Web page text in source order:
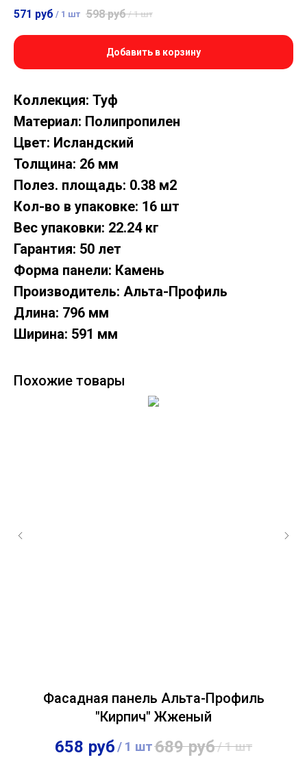
571 руб / 1 шт 598 руб / 1 шт
Добавить в корзину
Коллекция: Туф
Материал: Полипропилен
Цвет: Исландский
Толщина: 26 мм
Полез. площадь: 0.38 м2
Кол-во в упаковке: 16 шт
Вес упаковки: 22.24 кг
Гарантия: 50 лет
Форма панели: Камень
Производитель: Альта-Профиль
Длина: 796 мм
Ширина: 591 мм
Похожие товары
Фасадная панель Альта-Профиль
"Кирпич" Жженый
658 руб/ 1 шт689 руб/1 шт